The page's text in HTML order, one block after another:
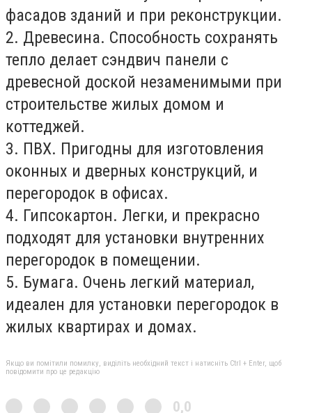
фасадов зданий и при реконструкции.
2. Древесина. Способность сохранять
тепло делает сэндвич панели с
древесной доской незаменимыми при
строительстве жилых домом и
коттеджей.
3. ПВХ. Пригодны для изготовления
оконных и дверных конструкций, и
перегородок в офисах.
4. Гипсокартон. Легки, и прекрасно
подходят для установки внутренних
перегородок в помещении.
5. Бумага. Очень легкий материал,
идеален для установки перегородок в
жилых квартирах и домах.
Якщо ви помітили помилку, виділіть необхідний текст і натисніть Ctrl + Enter, щоб
повідомити про це редакцію
0,0